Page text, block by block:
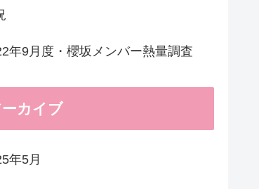
年9月度・櫻坂メンバー熱量調査
ーカイブ
年5月